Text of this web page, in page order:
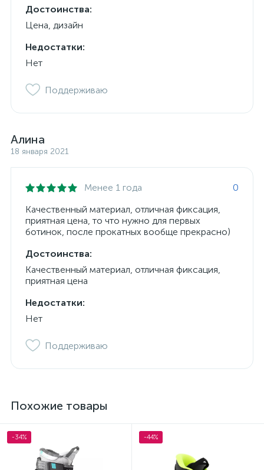
Достоинства:
Цена, дизайн
Недостатки:
Нет
Поддерживаю
Алина
18 января 2021
Менее 1 года
0
Качественный материал, отличная фиксация,
приятная цена, то что нужно для первых
ботинок, после прокатных вообще прекрасно)
Достоинства:
Качественный материал, отличная фиксация,
приятная цена
Недостатки:
Нет
Поддерживаю
Похожие товары
-34% -44%